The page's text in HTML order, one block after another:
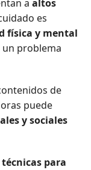
a altos
es
física y mental
un problema
de
puede
y sociales
técnicas para